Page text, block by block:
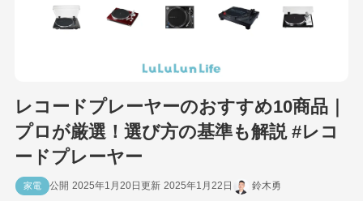
レコードプレーヤーのおすすめ10商品｜
プロが厳選！選び方の基準も解説 #レコ
ードプレーヤー
家電 2025年1月20日 2025年1月22日 鈴木勇